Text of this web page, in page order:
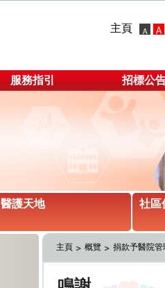
主頁
服務指引 招標公
醫護天地 社區
主頁 概覽 捐款予醫院管